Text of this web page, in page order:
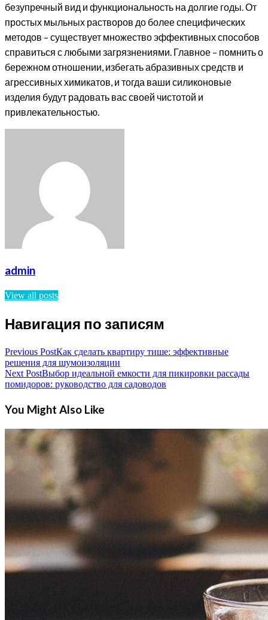
безупречный вид и функциональность на долгие годы. От
простых мыльных растворов до более специфических
методов – существует множество эффективных способов
справиться с любыми загрязнениями. Главное – помнить о
бережном отношении, избегать абразивных средств и
агрессивных химикатов, и тогда ваши силиконовые
изделия будут радовать вас своей чистотой и
привлекательностью.
admin
View all posts
Навигация по записям
Previous PostКак сделать квартиру тише: эффективные
решения для шумоизоляции
Next PostВыбор идеальной емкости для пикировки рассады
помидоров: руководство для садоводов
You Might Also Like